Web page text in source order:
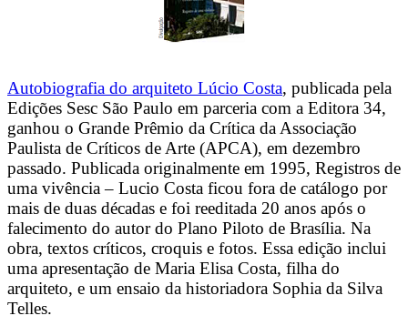
Autobiografia do arquiteto Lúcio Costa, publicada pela
Edições Sesc São Paulo em parceria com a Editora 34,
ganhou o Grande Prêmio da Crítica da Associação
Paulista de Críticos de Arte (APCA), em dezembro
passado. Publicada originalmente em 1995, Registros de
uma vivência – Lucio Costa ficou fora de catálogo por
mais de duas décadas e foi reeditada 20 anos após o
falecimento do autor do Plano Piloto de Brasília. Na
obra, textos críticos, croquis e fotos. Essa edição inclui
uma apresentação de Maria Elisa Costa, filha do
arquiteto, e um ensaio da historiadora Sophia da Silva
Telles.